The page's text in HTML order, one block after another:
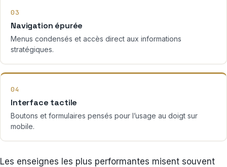
03
Navigation épurée
Menus condensés et accès direct aux informations
stratégiques.
04
Interface tactile
Boutons et formulaires pensés pour l’usage au doigt sur
mobile.
Les enseignes les plus performantes misent souvent